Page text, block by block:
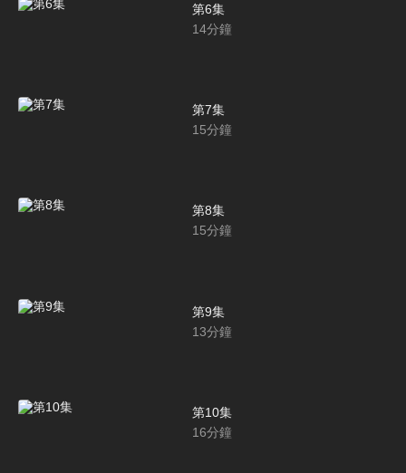
第6集
14分鐘
第7集
15分鐘
第8集
15分鐘
第9集
13分鐘
第10集
16分鐘